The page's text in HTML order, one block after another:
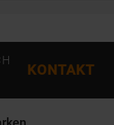
KONTAKT